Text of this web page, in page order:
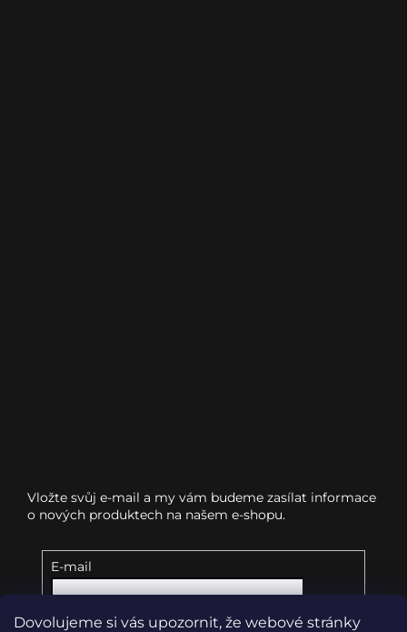
Dovolujeme si vás upozornit, že webové stránky
Vložte svůj e-mail a my vám budeme zasílat informace
o nových produktech na našem e-shopu.
E-mail
Vložením e-mailu souhlasíte s podmínkami